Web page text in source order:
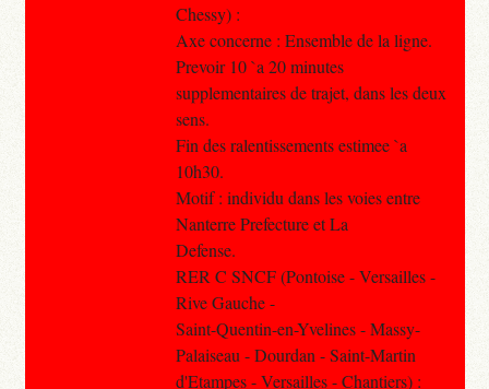
Chessy) :
Axe concerne : Ensemble de la ligne.
Prevoir 10 `a 20 minutes
supplementaires de trajet, dans les deux
sens.
Fin des ralentissements estimee `a
10h30.
Motif : individu dans les voies entre
Nanterre Prefecture et La
Defense.
RER C SNCF (Pontoise - Versailles -
Rive Gauche -
Saint-Quentin-en-Yvelines - Massy-
Palaiseau - Dourdan - Saint-Martin
d'Etampes - Versailles - Chantiers) :